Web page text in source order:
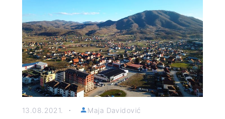
13.08.2021. Maja Davidović